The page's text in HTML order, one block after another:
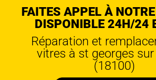
FAITES APPEL À
DISPONIBLE 24H/24
Réparation et
vitres à st georges sur
(18100)